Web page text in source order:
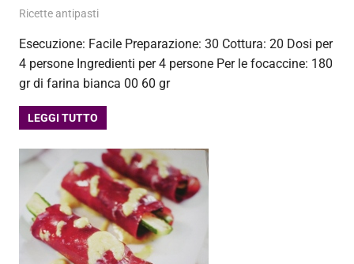
11 Agosto 2013
admin
Ricette antipasti
Esecuzione: Facile Preparazione: 30 Cottura: 20 Dosi per
4 persone Ingredienti per 4 persone Per le focaccine: 180
gr di farina bianca 00 60 gr
LEGGI TUTTO